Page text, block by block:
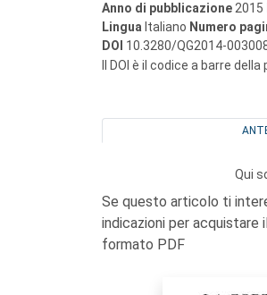
Anno di pubblicazione 2015
Lingua Italiano Numero
DOI 10.3280/QG2014-
Il DOI è il codice a barre
Qui
Se questo articolo ti
indicazioni per acquistare
formato PDF